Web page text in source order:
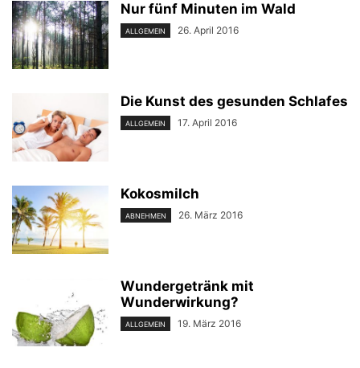
Nur fünf Minuten im Wald
ALLGEMEIN 26. April 2016
Die Kunst des gesunden Schlafes
ALLGEMEIN 17. April 2016
Kokosmilch
ABNEHMEN 26. März 2016
Wundergetränk mit
Wunderwirkung?
ALLGEMEIN 19. März 2016